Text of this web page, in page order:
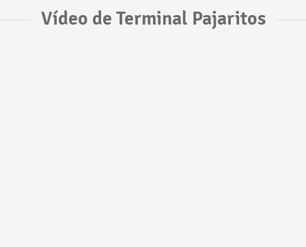
Vídeo de Terminal Pajaritos